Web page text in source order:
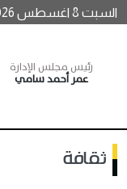
السبت 8 اغسطس 2026
رئيس مجلس الإدارة
عمر أحمد سامي
ثقافة